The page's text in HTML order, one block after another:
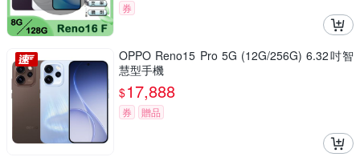
券
OPPO Reno15 Pro 5G (12G/256G) 6.32吋智
慧型手機
$17,888
券 贈品